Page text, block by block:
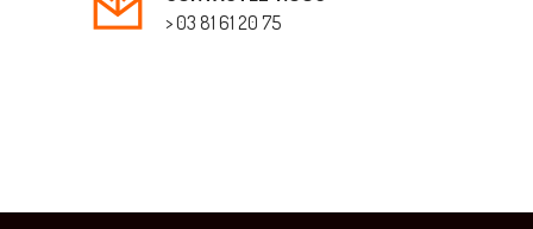
> 03 81 61 20 75